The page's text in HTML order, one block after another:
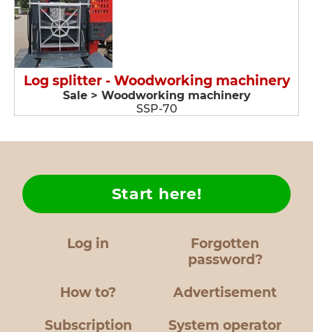
Log splitter - Woodworking machinery
Sale > Woodworking machinery
SSP-70
Log in
Forgotten
password?
How to?
Start here!
Advertisement
Subscription System operator